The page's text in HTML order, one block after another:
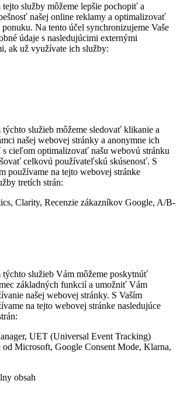
služby môžeme lepšie pochopiť a
našej online reklamy a optimalizovať
Na tento účel synchronizujeme Vaše
údaje s nasledujúcimi externými
ak už využívate ich služby:
služieb môžeme sledovať klikanie a
našej webovej stránky a anonymne ich
cieľom optimalizovať našu webovú stránku
celkovú používateľskú skúsenosť. S
používame na tejto webovej stránke
tretích strán:
Clarity, Recenzie zákazníkov Google, A/B-
služieb Vám môžeme poskytnúť
základných funkcií a umožniť Vám
našej webovej stránky. S Vaším
na tejto webovej stránke nasledujúce
UET (Universal Event Tracking)
od Microsoft, Google Consent Mode, Klarna,
obsah